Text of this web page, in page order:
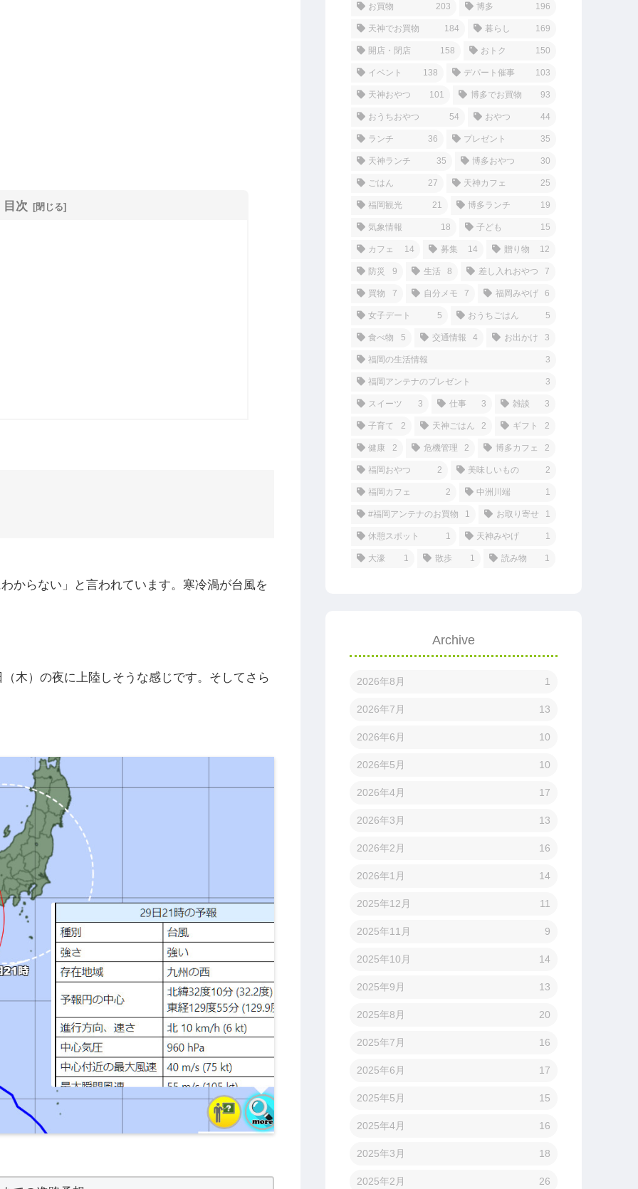
目次
からない」と言われています。寒冷渦が台風を
木）の夜に上陸しそうな感じです。そしてさら
お買物 203 博多 196
天神でお買物 184 暮らし 169
開店・閉店 158 おトク 150
イベント 138 デパート催事 103
天神おやつ 101 博多でお買物 93
おうちおやつ 54 おやつ 44
ランチ 36 プレゼント 35
天神ランチ 35 博多おやつ 30
ごはん 27 天神カフェ 25
福岡観光 21 博多ランチ 19
気象情報 18 子ども 15
カフェ 14 募集 14 贈り物 12
防災 9 生活 8 差し入れおやつ 7
買物 7 自分メモ 7 福岡みやげ 6
女子デート 5 おうちごはん 5
食べ物 5 交通情報 4 お出かけ 3
福岡の生活情報 3
福岡アンテナのプレゼント 3
スイーツ 3 仕事 3 雑談 3
子育て 2 天神ごはん 2 ギフト 2
健康 2 危機管理 2 博多カフェ 2
福岡おやつ 2 美味しいもの 2
福岡カフェ 2 中洲川端 1
#福岡アンテナのお買物 1 お取り寄せ 1
休憩スポット 1 天神みやげ 1
大濠 1 散歩 1 読み物 1
Archive
2026年8月 1
2026年7月 13
2026年6月 10
2026年5月 10
2026年4月 17
2026年3月 13
2026年2月 16
2026年1月 14
2025年12月 11
2025年11月 9
2025年10月 14
2025年9月 13
2025年8月 20
2025年7月 16
2025年6月 17
2025年5月 15
2025年4月 16
2025年3月 18
2025年2月 26